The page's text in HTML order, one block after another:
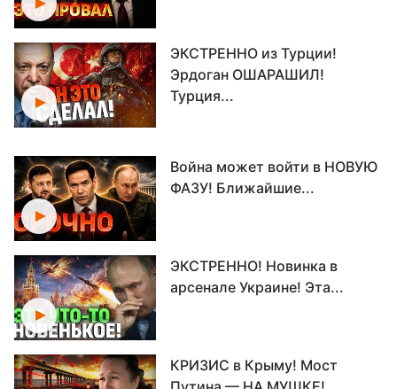
ЭКСТРЕННО из Турции!
Эрдоган ОШАРАШИЛ!
Турция...
Война может войти в НОВУЮ
ФАЗУ! Ближайшие...
ЭКСТРЕННО! Новинка в
арсенале Украине! Эта...
КРИЗИС в Крыму! Мост